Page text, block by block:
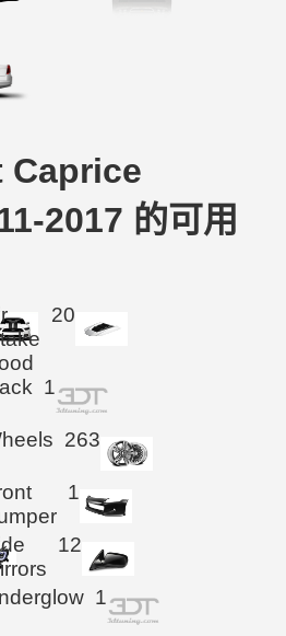
Caprice
2017 的可用
20
1
263
1
12
1